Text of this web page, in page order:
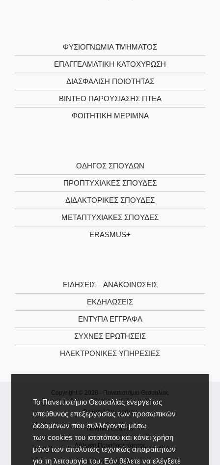
Το Πανεπιστήμιο Θεσσαλίας ενεργεί ως
υπεύθυνος επεξεργασίας των προσωπικών
δεδομένων που συλλέγονται μέσω
των cookies του ιστοτόπου και κάνει χρήση
μόνο των απολύτως τεχνικώς απαραίτητων
για τη λειτουργία του. Εάν θέλετε να ελέγξετε
ΦΥΣΙΟΓΝΩΜΊΑ ΤΜΉΜΑΤΟΣ
ΕΠΑΓΓΕΛΜΑΤΙΚΉ ΚΑΤΟΧΎΡΩΣΗ
ΔΙΑΣΦΆΛΙΣΗ ΠΟΙΌΤΗΤΑΣ
ΒΊΝΤΕΟ ΠΑΡΟΥΣΊΑΣΗΣ ΠΤΕΑ
ΦΟΙΤΗΤΙΚΉ ΜΈΡΙΜΝΑ
ΟΔΗΓΌΣ ΣΠΟΥΔΏΝ
ΠΡΟΠΤΥΧΙΑΚΈΣ ΣΠΟΥΔΈΣ
ΔΙΔΑΚΤΟΡΙΚΈΣ ΣΠΟΥΔΈΣ
ΜΕΤΑΠΤΥΧΙΑΚΈΣ ΣΠΟΥΔΈΣ
ERASMUS+
ΕΙΔΉΣΕΙΣ – ΑΝΑΚΟΙΝΏΣΕΙΣ
ΕΚΔΗΛΏΣΕΙΣ
ΈΝΤΥΠΑ ΈΓΓΡΑΦΑ
ΣΥΧΝΈΣ ΕΡΩΤΉΣΕΙΣ
ΗΛΕΚΤΡΟΝΙΚΈΣ ΥΠΗΡΕΣΊΕΣ
Copyright © 2026 - Πανεπιστήμιο Θεσσαλίας
Πολιτική Απορρήτου
Πολιτική Cookies
Δήλωση Προσβασιμότητας
Χάρτης Ιστοτόπου